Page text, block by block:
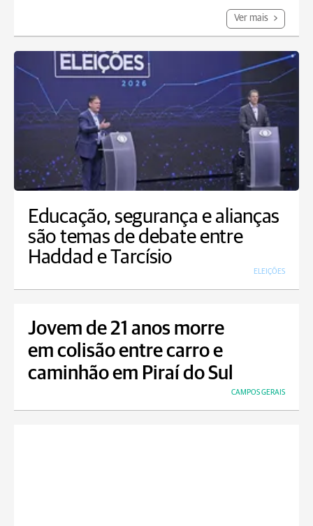
Ver mais
Educação, segurança e alianças
são temas de debate entre
Haddad e Tarcísio
ELEIÇÕES
Jovem de 21 anos morre
em colisão entre carro e
caminhão em Piraí do Sul
CAMPOS GERAIS